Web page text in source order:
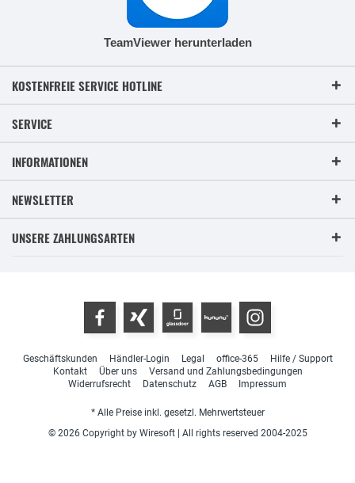
TeamViewer herunterladen
KOSTENFREIE SERVICE HOTLINE
SERVICE
INFORMATIONEN
NEWSLETTER
UNSERE ZAHLUNGSARTEN
Geschäftskunden Händler-Login Legal office-365
Hilfe / Support
Kontakt
Über uns
Versand und Zahlungsbedingungen
Widerrufsrecht
Datenschutz AGB Impressum
* Alle Preise inkl. gesetzl. Mehrwertsteuer
© 2026 Copyright by Wiresoft | All rights reserved 2004-2025